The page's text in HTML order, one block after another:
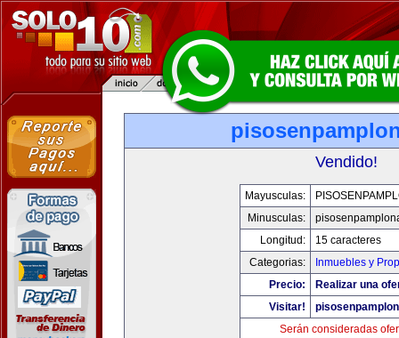
Vendido!
Mayusculas:
Minusculas:
Longitud:
15 caracteres
Categorias:
Inmuebles y
Precio:
Realizar una
Visitar!
Serán consideradas